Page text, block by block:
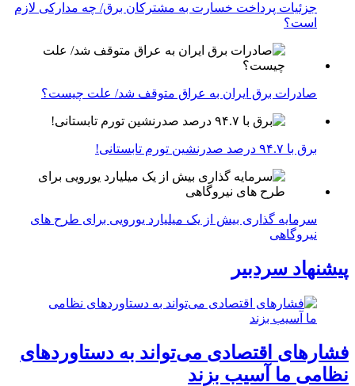
جزئیات پرداخت خسارت به مشترکان برق/ چه مدارکی لازم
است؟
صادرات برق ایران به عراق متوقف شد/ علت چیست؟
برق با ۹۴.۷ درصد صدرنشین تورم تابستانی!
سرمایه گذاری بیش از یک میلیارد یورویی برای طرح های
نیروگاهی
پیشنهاد سردبیر
فشارهای اقتصادی می‌تواند به دستاوردهای
نظامی ما آسیب بزند